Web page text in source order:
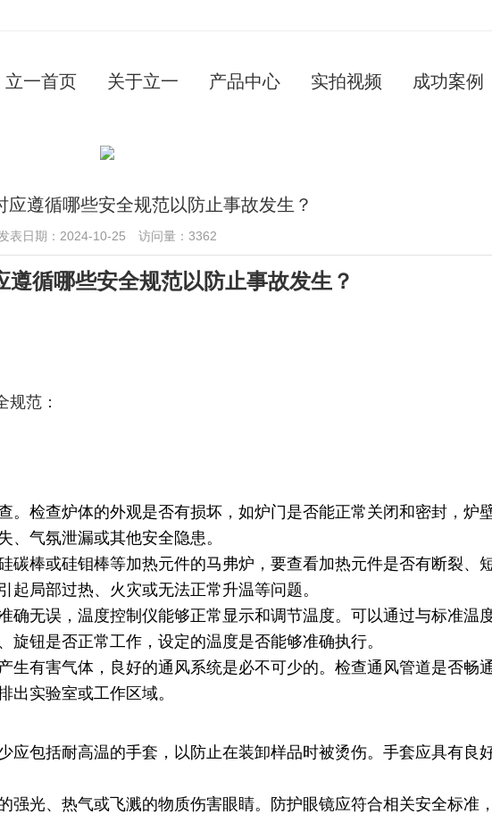
立一首页 关于立一 产品中心 实拍视频 成功案例
应遵循哪些安全规范以防止事故发生？
表日期：2024-10-25 访问量：3362
遵循哪些安全规范以防止事故发生？
范：
。检查炉体的外观是否有损坏，如炉门是否能正常关闭和密封，炉
、气氛泄漏或其他安全隐患。
碳棒或硅钼棒等加热元件的马弗炉，要查看加热元件是否有断裂、
局部过热、火灾或无法正常升温等问题。
确无误，温度控制仪能够正常显示和调节温度。可以通过与标准温
钮是否正常工作，设定的温度是否能够准确执行。
生有害气体，良好的通风系统是必不可少的。检查通风管道是否畅
出实验室或工作区域。
应包括耐高温的手套，以防止在装卸样品时被烫伤。手套应具有良
强光、热气或飞溅的物质伤害眼睛。防护眼镜应符合相关安全标准